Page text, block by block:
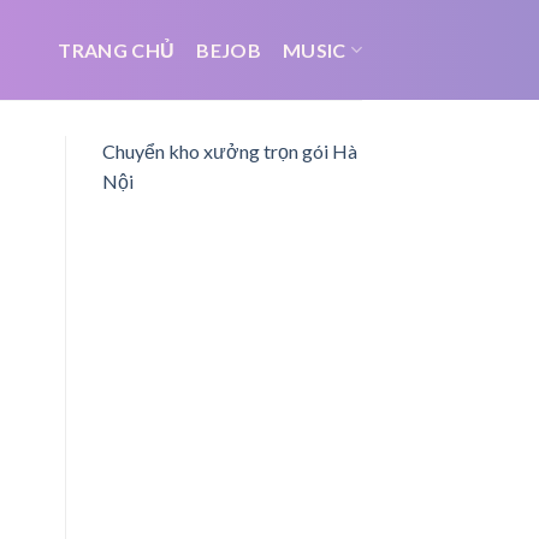
TRANG CHỦ BEJOB MUSIC
Chuyển kho xưởng trọn gói Hà
Nội